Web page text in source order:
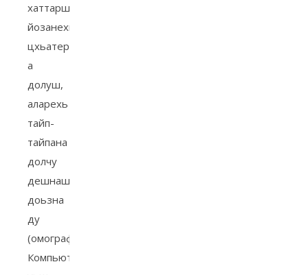
хаттарш
йозанехь
цхьатерра
а
долуш,
аларехь
тайп-
тайпана
долчу
дешнашца
доьзна
ду
(омографашца).
Компьютерна